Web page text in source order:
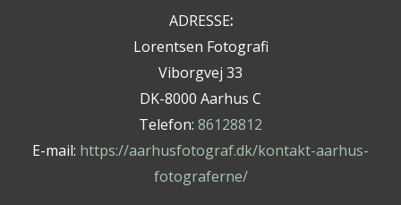
ADRESSE:
Lorentsen Fotografi
Viborgvej 33
DK-8000 Aarhus C
Telefon: 86128812
E-mail: https://aarhusfotograf.dk/kontakt-aarhus-
fotograferne/